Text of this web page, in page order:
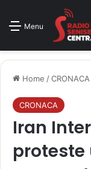
Menu
Home /CRONACA
CRONACA
Iran
proteste